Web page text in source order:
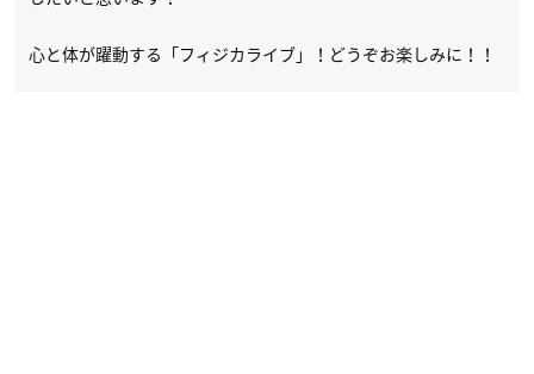
心と体が躍動する「フィジカライブ」！どうぞお楽しみに！！